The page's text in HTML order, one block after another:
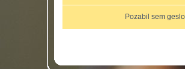
Pozabil sem geslo